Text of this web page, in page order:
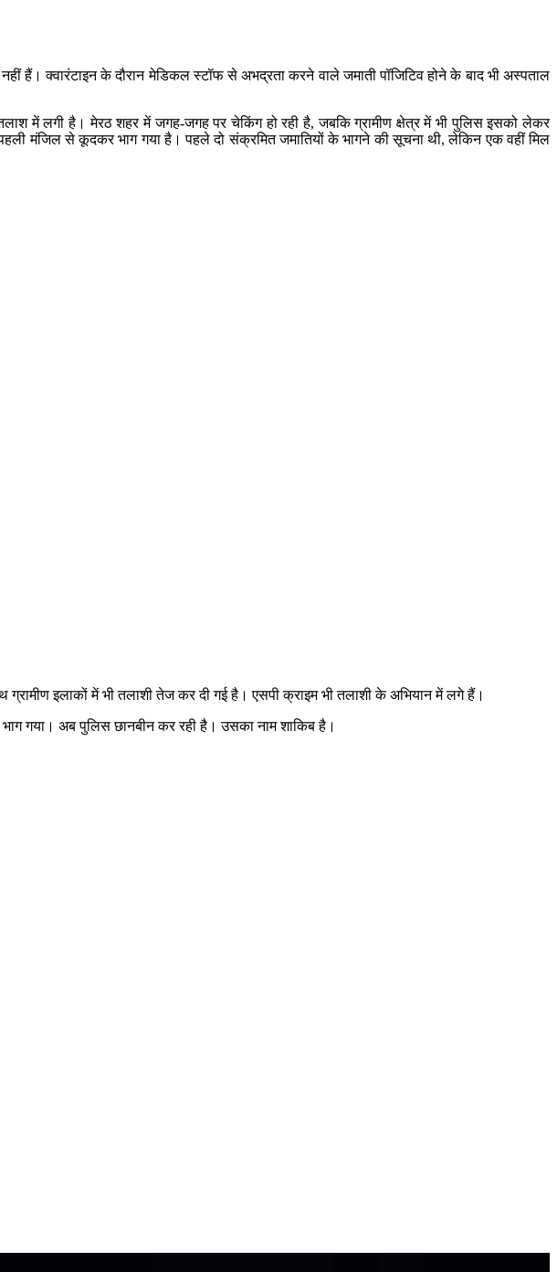
हैं। क्वारंटाइन के दौरान मेडिकल स्टॉफ से अभद्रता करने वाले जमाती पॉजिटिव होने के बाद भी अस्पताल
में लगी है। मेरठ शहर में जगह-जगह पर चेकिंग हो रही है, जबकि ग्रामीण क्षेत्र में भी पुलिस इसको लेकर
मंजिल से कूदकर भाग गया है। पहले दो संक्रमित जमातियों के भागने की सूचना थी, लेकिन एक वहीं मिल
इलाकों में भी तलाशी तेज कर दी गई है। एसपी क्राइम भी तलाशी के अभियान में लगे हैं।
गया। अब पुलिस छानबीन कर रही है। उसका नाम शाकिब है।